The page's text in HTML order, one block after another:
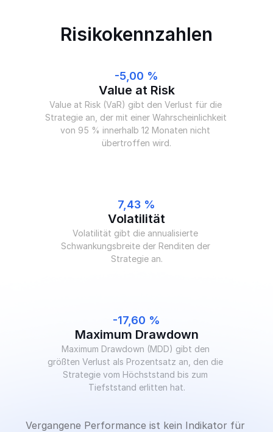
Risikokennzahlen
-5,00 %
Value at Risk
Value at Risk (VaR) gibt den Verlust für die
Strategie an, der mit einer Wahrscheinlichkeit
von 95 % innerhalb 12 Monaten nicht
übertroffen wird.
7,43 %
Volatilität
Volatilität gibt die annualisierte
Schwankungsbreite der Renditen der
Strategie an.
-17,60 %
Maximum Drawdown
Maximum Drawdown (MDD) gibt den
größten Verlust als Prozentsatz an, den die
Strategie vom Höchststand bis zum
Tiefststand erlitten hat.
Vergangene Performance ist kein Indikator für